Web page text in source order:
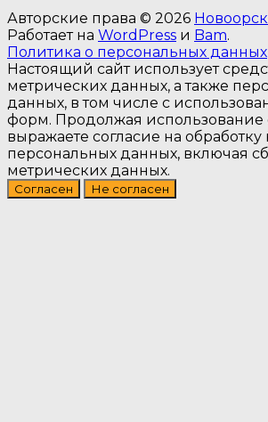
Авторские права © 2026
Работает на WordPress и Bam.
Политика о персональных данных
Настоящий сайт использует
метрических данных, а также
данных, в том числе с
форм. Продолжая использование
выражаете согласие на
персональных данных, включая
метрических данных.
Согласен Не согласен